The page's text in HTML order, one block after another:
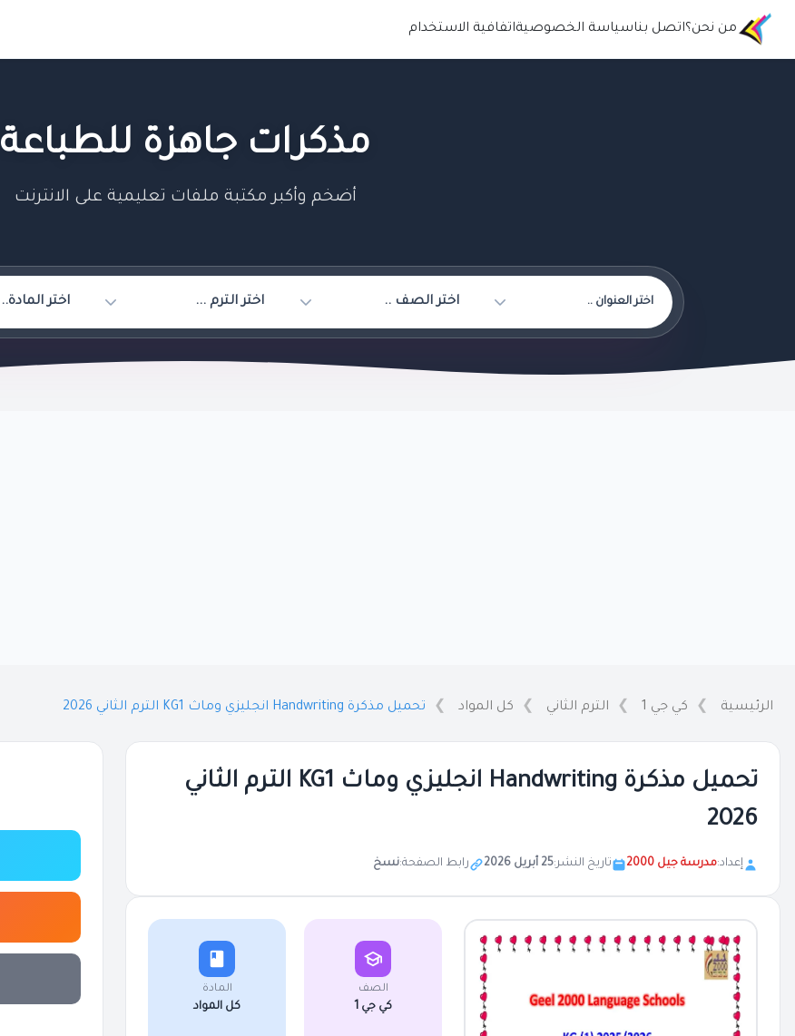
من نحن؟اتصل بناسياسة الخصوصيةاتفافية الاستخدام
مذكرات جاهزة للطباعة
أضخم وأكبر مكتبة ملفات تعليمية على الانترنت
الرئيسية كي جي 1 الترم الثاني كل المواد تحميل مذكرة Handwriting انجليزي وماث KG1 الترم الثاني 2026
تحميل مذكرة Handwriting انجليزي وماث KG1 الترم الثاني
2026
إعداد:مدرسة جيل 2000 تاريخ النشر:25 أبريل 2026 رابط الصفحة:نسخ
الصف
كي جي 1
المادة
كل المواد